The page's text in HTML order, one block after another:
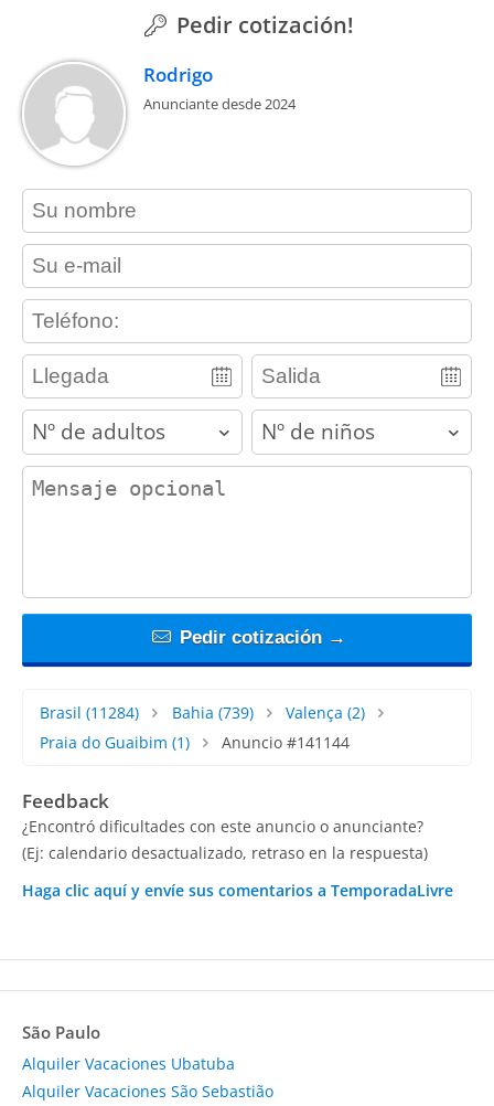
Pedir cotización!
Rodrigo
Anunciante desde 2024
contact_name
contact_email
contact_phone
adults children
contact_message
Pedir cotización →
Brasil (11284) Bahia (739) Valença (2)
Praia do Guaibim (1) Anuncio #141144
Feedback
¿Encontró dificultades con este anuncio o anunciante?
(Ej: calendario desactualizado, retraso en la respuesta)
Haga clic aquí y envíe sus comentarios a TemporadaLivre
São Paulo
Alquiler Vacaciones Ubatuba
Alquiler Vacaciones São Sebastião